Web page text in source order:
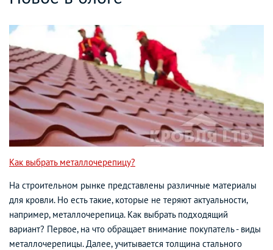
Как выбрать металлочерепицу?
На строительном рынке представлены различные материалы
для кровли. Но есть такие, которые не теряют актуальности,
например, металлочерепица. Как выбрать подходящий
вариант? Первое, на что обращает внимание покупатель - виды
металлочерепицы. Далее, учитывается толщина стального